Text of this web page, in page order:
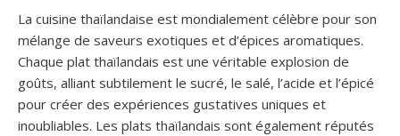
La cuisine thaïlandaise est mondialement célèbre pour son
mélange de saveurs exotiques et d’épices aromatiques.
Chaque plat thaïlandais est une véritable explosion de
goûts, alliant subtilement le sucré, le salé, l’acide et l’épicé
pour créer des expériences gustatives uniques et
inoubliables. Les plats thaïlandais sont également réputés